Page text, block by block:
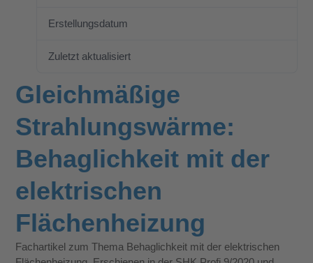
Erstellungsdatum
Zuletzt aktualisiert
Gleichmäßige
Strahlungswärme:
Behaglichkeit mit der
elektrischen
Flächenheizung
Fachartikel zum Thema Behaglichkeit mit der elektrischen